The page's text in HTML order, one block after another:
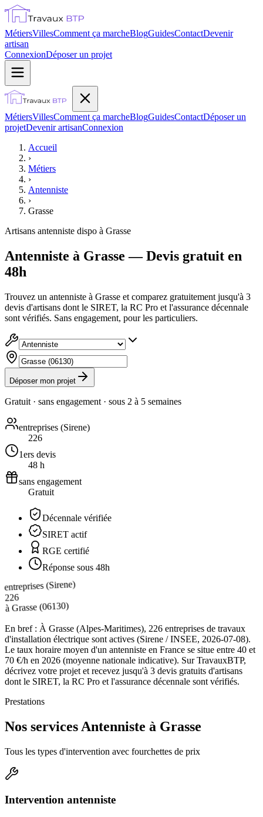
MétiersVillesComment ça marcheBlogGuidesContactDevenir
artisan
ConnexionDéposer un projet
MétiersVillesComment ça marcheBlogGuidesContactDéposer un
projetDevenir artisanConnexion
Accueil
›
Métiers
›
Antenniste
›
Grasse
Artisans antenniste dispo à Grasse
Antenniste à Grasse — Devis gratuit en
48h
Trouvez un antenniste à Grasse et comparez gratuitement jusqu'à 3
devis d'artisans dont le SIRET, la RC Pro et l'assurance décennale
sont vérifiés. Sans engagement, pour les particuliers.
Déposer mon projet
Gratuit · sans engagement · sous 2 à 5 semaines
entreprises (Sirene)
226
1ers devis
48 h
sans engagement
Gratuit
Décennale vérifiée
SIRET actif
RGE certifié
Réponse sous 48h
entreprises (Sirene)
226
àGrasse(06130)
En bref : À Grasse (Alpes-Maritimes), 226 entreprises de travaux
d'installation électrique sont actives (Sirene / INSEE, 2026-07-08).
Le taux horaire moyen d'un antenniste en France se situe entre 40 et
70 €/h en 2026 (moyenne nationale indicative). Sur TravauxBTP,
décrivez votre projet et recevez jusqu'à 3 devis gratuits d'artisans
dont le SIRET, la RC Pro et l'assurance décennale sont vérifiés.
Prestations
Nos services Antenniste à Grasse
Tous les types d'intervention avec fourchettes de prix
Intervention antenniste